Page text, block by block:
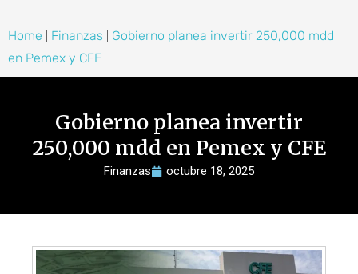
Home Finanzas
Gobierno planea invertir 250,000 mdd
en Pemex y CFE
Gobierno planea invertir
250,000 mdd en Pemex y CFE
Finanzas octubre 18, 2025